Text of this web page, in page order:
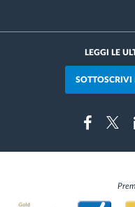
LEGGI LE
SOTTOSCRIVI
Facebook